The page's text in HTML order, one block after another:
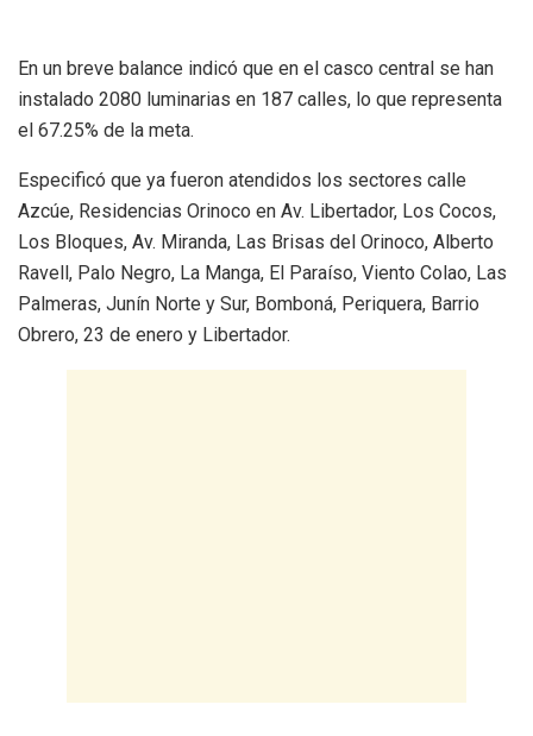
En un breve balance indicó que en el casco central se han
instalado 2080 luminarias en 187 calles, lo que representa
el 67.25% de la meta.
Especificó que ya fueron atendidos los sectores calle
Azcúe, Residencias Orinoco en Av. Libertador, Los Cocos,
Los Bloques, Av. Miranda, Las Brisas del Orinoco, Alberto
Ravell, Palo Negro, La Manga, El Paraíso, Viento Colao, Las
Palmeras, Junín Norte y Sur, Bomboná, Periquera, Barrio
Obrero, 23 de enero y Libertador.